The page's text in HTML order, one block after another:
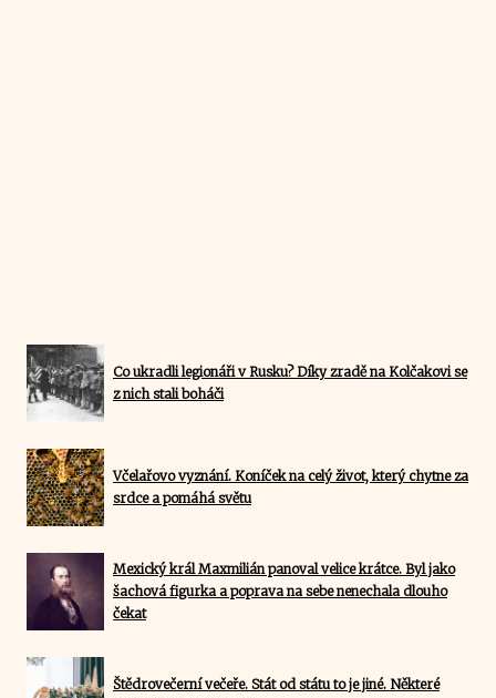
Co ukradli legionáři v Rusku? Díky zradě na Kolčakovi se
z nich stali boháči
Včelařovo vyznání. Koníček na celý život, který chytne za
srdce a pomáhá světu
Mexický král Maxmilián panoval velice krátce. Byl jako
šachová figurka a poprava na sebe nenechala dlouho
čekat
Štědrovečerní večeře. Stát od státu to je jiné. Některé